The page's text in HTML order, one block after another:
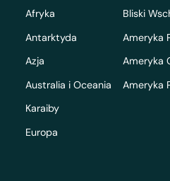
Afryka
Antarktyda
Azja
Australia i Oceania
Karaiby
Europa
Bliski
Ameryka
Ameryka
Ameryka